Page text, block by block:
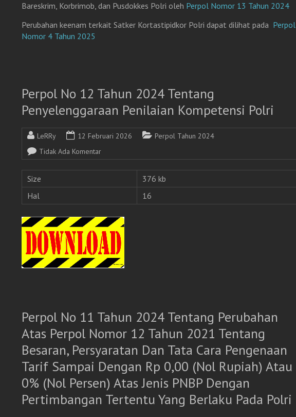
Bareskrim, Korbrimob, dan Pusdokkes Polri oleh Perpol Nomor 13 Tahun 2024
Perubahan keenam terkait Satker Kortastipidkor Polri dapat dilihat pada Perpol
Nomor 4 Tahun 2025
Perpol No 12 Tahun 2024 Tentang
Penyelenggaraan Penilaian Kompetensi Polri
LeRRy 12 Februari 2026
Perpol Tahun 2024
Tidak Ada Komentar
Size
376 kb
Hal
16
Perpol No 11 Tahun 2024 Tentang Perubahan
Atas Perpol Nomor 12 Tahun 2021 Tentang
Besaran, Persyaratan Dan Tata Cara Pengenaan
Tarif Sampai Dengan Rp 0,00 (Nol Rupiah) Atau
0% (Nol Persen) Atas Jenis PNBP Dengan
Pertimbangan Tertentu Yang Berlaku Pada Polri